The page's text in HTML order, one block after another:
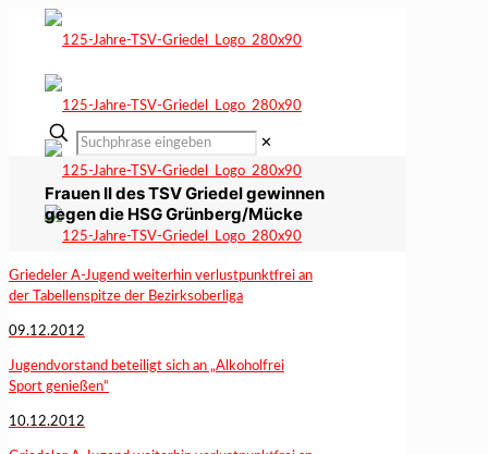
✕
Frauen II des TSV Griedel gewinnen
gegen die HSG Grünberg/Mücke
Griedeler A-Jugend weiterhin verlustpunktfrei an
der Tabellenspitze der Bezirksoberliga
09.12.2012
Jugendvorstand beteiligt sich an „Alkoholfrei
Sport genießen“
10.12.2012